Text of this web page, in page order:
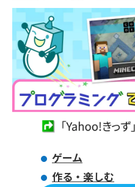
ゲーム
作る・楽しむ